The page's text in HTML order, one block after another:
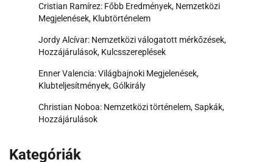
Cristian Ramírez: Főbb Eredmények, Nemzetközi
Megjelenések, Klubtörténelem
Jordy Alcívar: Nemzetközi válogatott mérkőzések,
Hozzájárulások, Kulcsszereplések
Enner Valencia: Világbajnoki Megjelenések,
Klubteljesítmények, Gólkirály
Christian Noboa: Nemzetközi történelem, Sapkák,
Hozzájárulások
Kategóriák